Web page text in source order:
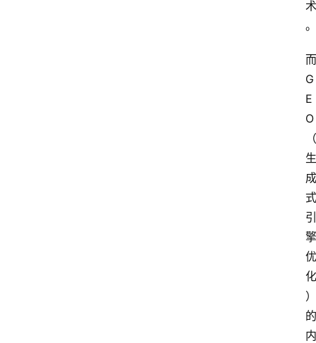
术
。
而
G
E
O
（
生
成
式
引
擎
优
化
）
的
内